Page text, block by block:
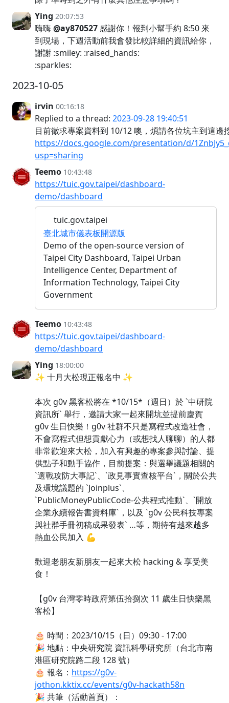
Ying 20:07:53
嗨嗨@ay870527感謝你！報到小幫手約 8:50 來
到現場，下週活動前我會發比較詳細的資訊給你，
謝謝 :smiley: :raised_hands:
:sparkles:
2023-10-05
irvin 00:16:18
Replied to a thread: 2023-09-28 19:40:51
目前徵求專案資料到 10/12 噢，煩請各位坑主到這邊
https://docs.google.com/presentation/d/
usp=sharing
Teemo 10:43:48
https://tuic.gov.taipei/dashboard-
demo/dashboard
tuic.gov.taipei
臺北城市儀表板開源版
Demo of the open-source version of
Taipei City Dashboard, Taipei Urban
Intelligence Center, Department of
Information Technology, Taipei City
Government
Teemo 10:43:48
https://tuic.gov.taipei/dashboard-
demo/dashboard
Ying 18:00:00
✨ 十月大松現正報名中 ✨
本次 g0v 黑客松將在 *10/15*（週日）於 `中研院
資訊所` 舉行，邀請大家一起來開坑並提前慶賀
g0v 生日快樂！g0v 社群不只是寫程式改造社會，
不會寫程式但想貢獻心力（或想找人聊聊）的人都
非常歡迎來大松，加入有興趣的專案參與討論、提
供點子和動手協作，目前提案：與選舉議題相關的
`選戰攻防大事記`、`政見事實查核平台`，關於公共
及環境議題的 `Joinplus`、
`PublicMoneyPublicCode-公共程式推動`、`開放
企業永續報告書資料庫`，以及 `g0v 公民科技專案
與社群手冊初稿成果發表` …等，期待有越來越多
熱血公民加入 💪
歡迎老朋友新朋友一起來大松 hacking & 享受美
食！
【g0v 台灣零時政府第伍拾捌次 11 歲生日快樂黑
客松】
🎂 時間：2023/10/15（日）09:30 - 17:00
🎉 地點：中央研究院 資訊科學研究所（台北市南
港區研究院路二段 128 號）
🎂 報名： https://g0v-
jothon.kktix.cc/events/g0v-hackath58n
🎉 共筆（活動首頁）：